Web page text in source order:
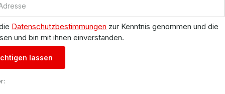
Datenschutzbestimmungen zur Kenntnis genommen und die
und bin mit ihnen einverstanden.
lassen